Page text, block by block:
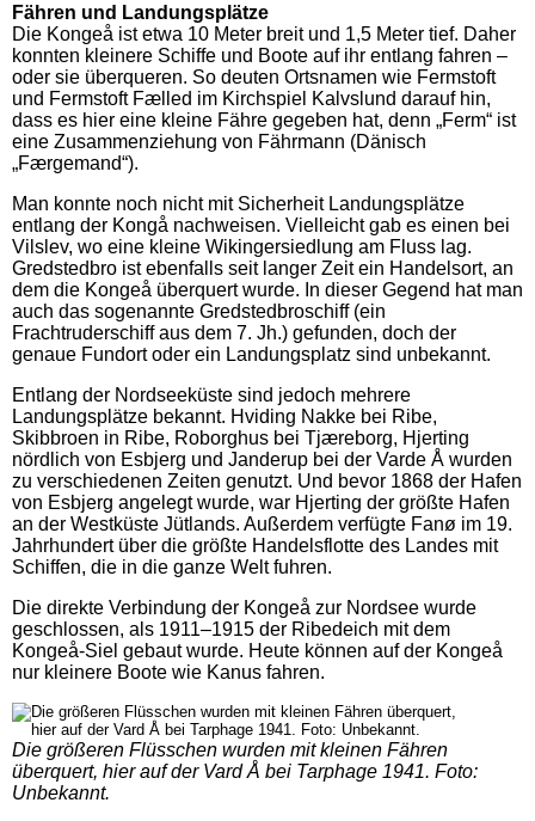
Fähren und Landungsplätze
Die Kongeå ist etwa 10 Meter breit und 1,5 Meter tief. Daher
konnten kleinere Schiffe und Boote auf ihr entlang fahren –
oder sie überqueren. So deuten Ortsnamen wie Fermstoft
und Fermstoft Fælled im Kirchspiel Kalvslund darauf hin,
dass es hier eine kleine Fähre gegeben hat, denn „Ferm“ ist
eine Zusammenziehung von Fährmann (Dänisch
„Færgemand“).
Man konnte noch nicht mit Sicherheit Landungsplätze
entlang der Kongå nachweisen. Vielleicht gab es einen bei
Vilslev, wo eine kleine Wikingersiedlung am Fluss lag.
Gredstedbro ist ebenfalls seit langer Zeit ein Handelsort, an
dem die Kongeå überquert wurde. In dieser Gegend hat man
auch das sogenannte Gredstedbroschiff (ein
Frachtruderschiff aus dem 7. Jh.) gefunden, doch der
genaue Fundort oder ein Landungsplatz sind unbekannt.
Entlang der Nordseeküste sind jedoch mehrere
Landungsplätze bekannt. Hviding Nakke bei Ribe,
Skibbroen in Ribe, Roborghus bei Tjæreborg, Hjerting
nördlich von Esbjerg und Janderup bei der Varde Å wurden
zu verschiedenen Zeiten genutzt. Und bevor 1868 der Hafen
von Esbjerg angelegt wurde, war Hjerting der größte Hafen
an der Westküste Jütlands. Außerdem verfügte Fanø im 19.
Jahrhundert über die größte Handelsflotte des Landes mit
Schiffen, die in die ganze Welt fuhren.
Die direkte Verbindung der Kongeå zur Nordsee wurde
geschlossen, als 1911–1915 der Ribedeich mit dem
Kongeå-Siel gebaut wurde. Heute können auf der Kongeå
nur kleinere Boote wie Kanus fahren.
Die größeren Flüsschen wurden mit kleinen Fähren
überquert, hier auf der Vard Å bei Tarphage 1941. Foto:
Unbekannt.